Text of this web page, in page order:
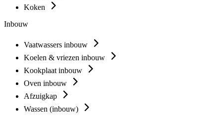
Koken
Inbouw
Vaatwassers inbouw
Koelen & vriezen inbouw
Kookplaat inbouw
Oven inbouw
Afzuigkap
Wassen (inbouw)